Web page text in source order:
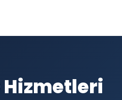
Hizmetleri